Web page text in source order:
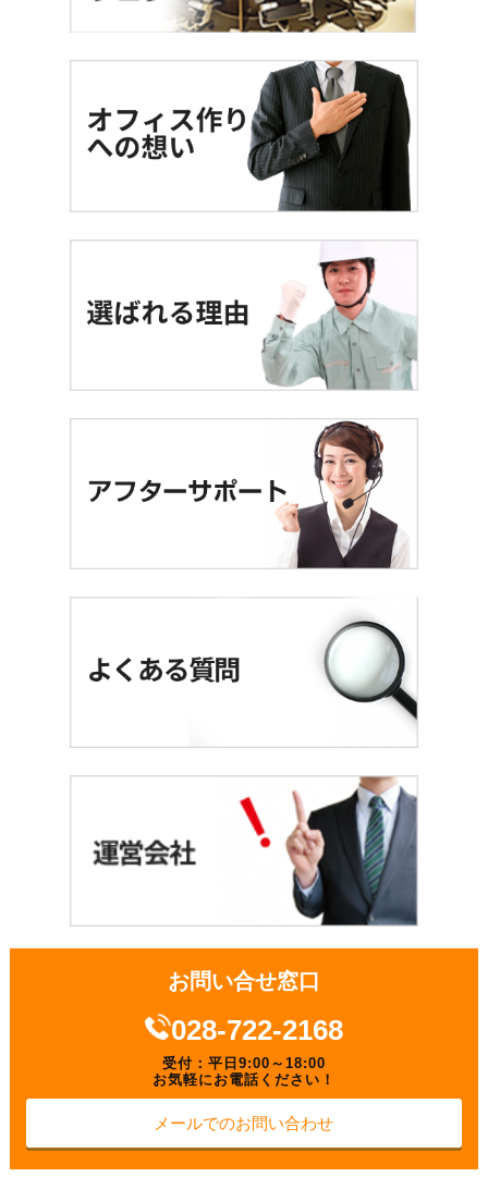
お問い合せ窓口
028-722-2168
受付：平日9:00～18:00
お気軽にお電話ください！
メールでのお問い合わせ